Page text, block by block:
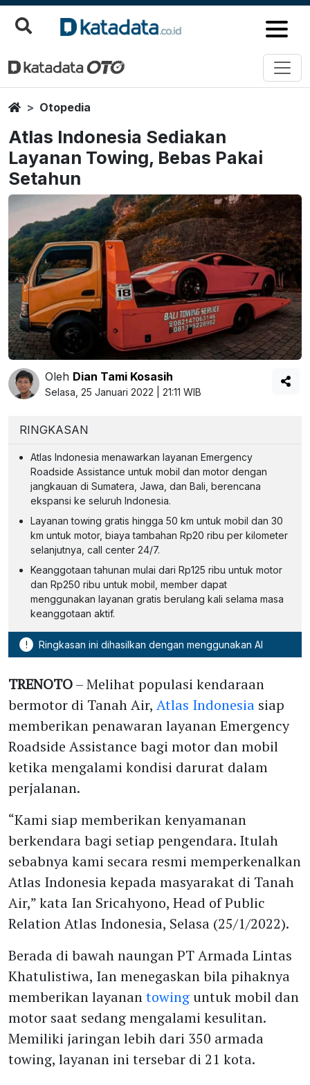
HomeOtopedia
Atlas Indonesia Sediakan
Layanan Towing, Bebas Pakai
Setahun
Oleh Dian Tami Kosasih
Selasa, 25 Januari 2022 | 21:11 WIB
RINGKASAN
Atlas Indonesia menawarkan layanan Emergency
Roadside Assistance untuk mobil dan motor dengan
jangkauan di Sumatera, Jawa, dan Bali, berencana
ekspansi ke seluruh Indonesia.
Layanan towing gratis hingga 50 km untuk mobil dan 30
km untuk motor, biaya tambahan Rp20 ribu per kilometer
selanjutnya, call center 24/7.
Keanggotaan tahunan mulai dari Rp125 ribu untuk motor
dan Rp250 ribu untuk mobil, member dapat
menggunakan layanan gratis berulang kali selama masa
keanggotaan aktif.
! Ringkasan ini dihasilkan dengan menggunakan AI
TRENOTO– Melihat populasi kendaraan
bermotor di Tanah Air, Atlas Indonesia siap
memberikan penawaran layanan Emergency
Roadside Assistance bagi motor dan mobil
ketika mengalami kondisi darurat dalam
perjalanan.
“Kami siap memberikan kenyamanan
berkendara bagi setiap pengendara. Itulah
sebabnya kami secara resmi memperkenalkan
Atlas Indonesia kepada masyarakat di Tanah
Air,” kata Ian Sricahyono, Head of Public
Relation Atlas Indonesia, Selasa (25/1/2022).
Berada di bawah naungan PT Armada Lintas
Khatulistiwa, Ian menegaskan bila pihaknya
memberikan layanantowing untuk mobil dan
motor saat sedang mengalami kesulitan.
Memiliki jaringan lebih dari 350 armada
towing, layanan ini tersebar di 21 kota.